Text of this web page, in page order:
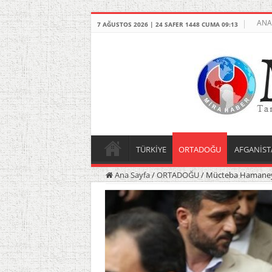
7 AĞUSTOS 2026 | 24 SAFER 1448 CUMA 09:13
TÜRKİYE ORTADOĞU
Ana Sayfa/ORTADOĞU/Mücteba